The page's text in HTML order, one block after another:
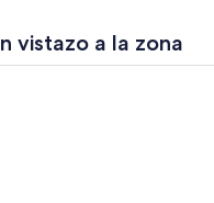
vistazo a la zona